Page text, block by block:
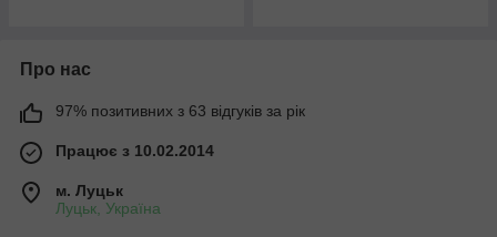
Про нас
97% позитивних з 63 відгуків за рік
Працює з 10.02.2014
м. Луцьк
Луцьк, Україна